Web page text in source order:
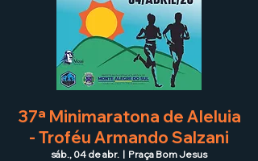
37ª Minimaratona de Aleluia
- Troféu Armando Salzani
sáb., 04 de abr.
  |
Praça Bom Jesus